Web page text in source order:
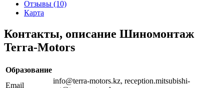
Отзывы (10)
Карта
Контакты, описание Шиномонтаж
Terra-Motors
Образование
Email
info@terra-motors.kz, reception.mitsubishi-